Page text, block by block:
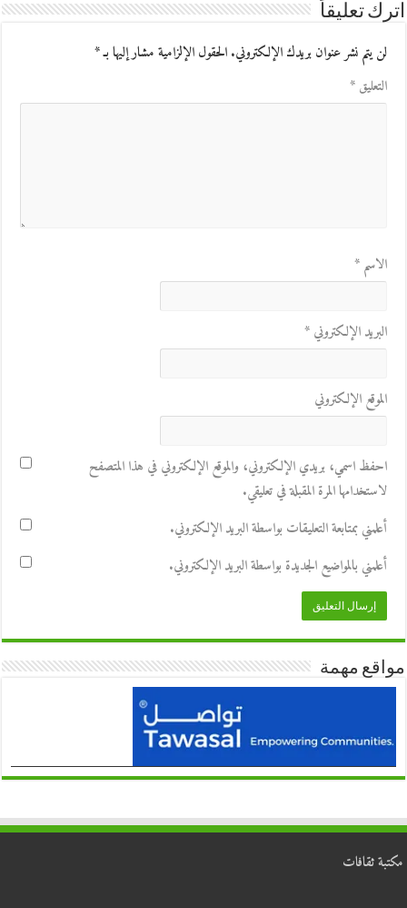
اترك تعليقاً
لن يتم نشر عنوان بريدك الإلكتروني.الحقول الإلزامية مشار إليها بـ*
التعليق*
الاسم*
البريد الإلكتروني*
الموقع الإلكتروني
احفظ اسمي، بريدي الإلكتروني، والموقع الإلكتروني في هذا المتصفح
لاستخدامها المرة المقبلة في تعليقي.
أعلمني بمتابعة التعليقات بواسطة البريد الإلكتروني.
أعلمني بالمواضيع الجديدة بواسطة البريد الإلكتروني.
مواقع مهمة
مكتبة ثقافات